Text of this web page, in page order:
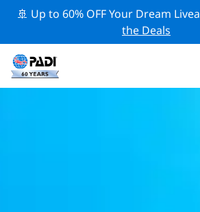
🚢 Up to 60% OFF Your Dream
the Deals